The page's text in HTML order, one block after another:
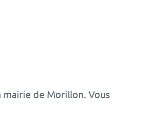
mairie de Morillon. Vous